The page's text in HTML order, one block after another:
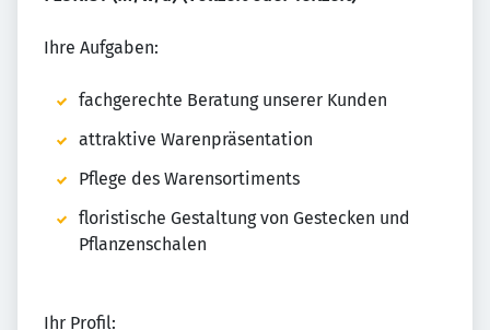
Ihre Aufgaben:
fachgerechte Beratung unserer Kunden
attraktive Warenpräsentation
Pflege des Warensortiments
floristische Gestaltung von Gestecken und
Pflanzenschalen
Ihr Profil: